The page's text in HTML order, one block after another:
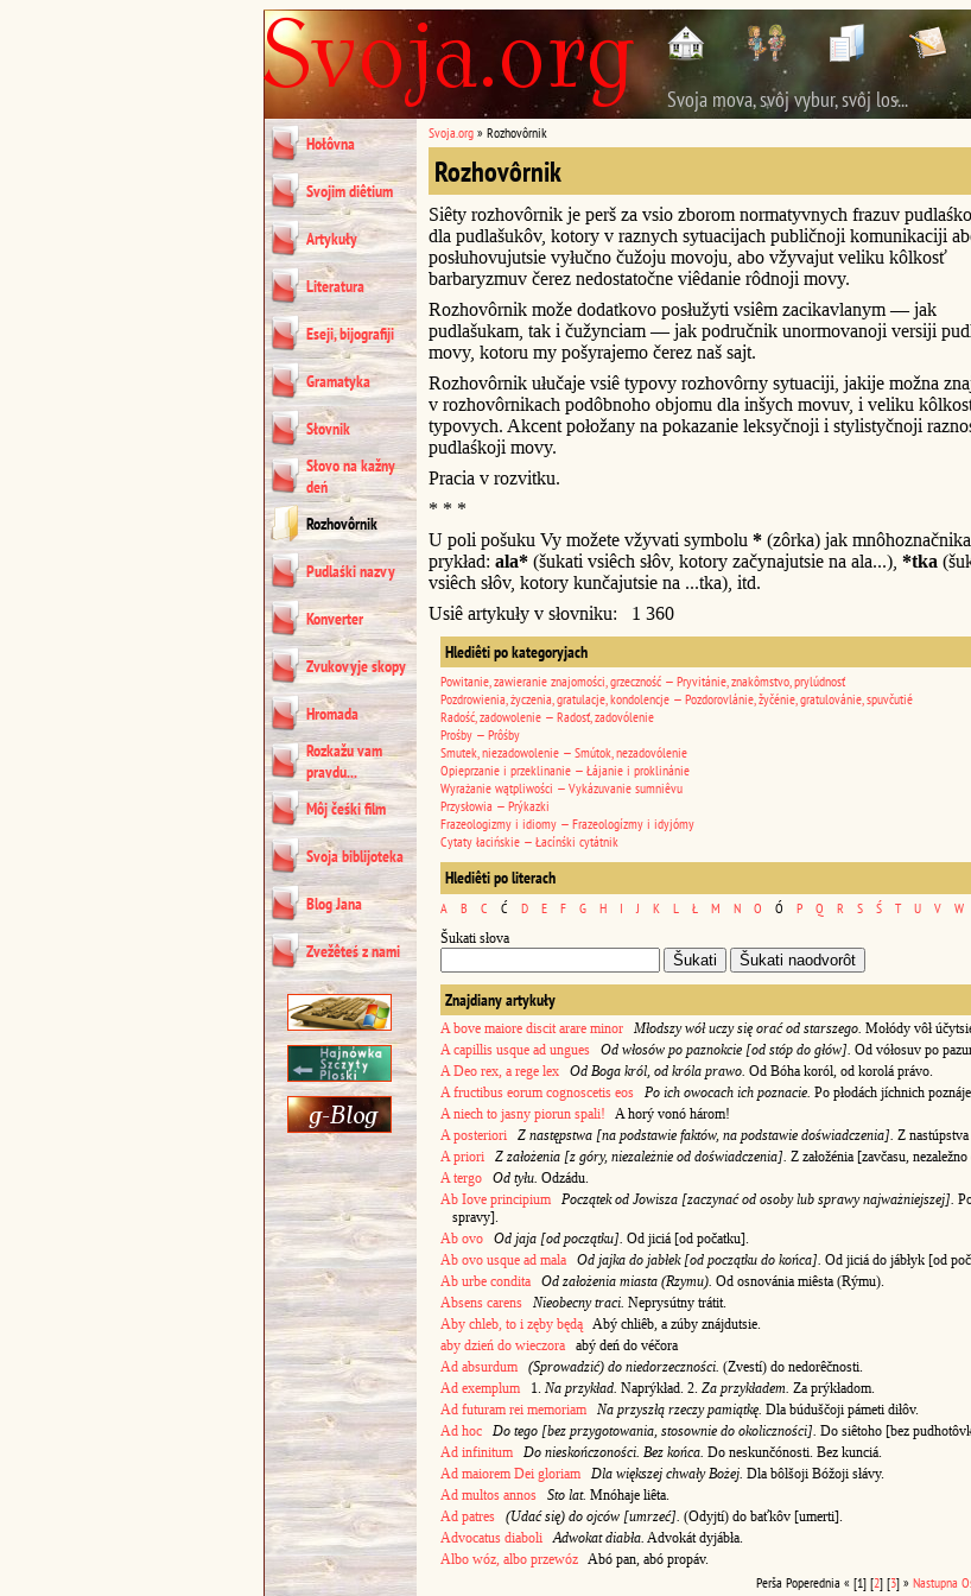
Svoja mova, svôj vybur, svôj los...
Hołôvna
Svojim diêtium
Artykuły
Literatura
Eseji, bijografiji
Gramatyka
Słovnik
Słovo na kažny
deń
Rozhovôrnik
Pudlaśki nazvy
Konverter
Zvukovyje skopy
Hromada
Rozkažu vam
pravdu...
Môj čeśki film
Svoja biblijoteka
Blog Jana
Zvežêteś z nami
Svoja.org » Rozhovôrnik
Rozhovôrnik
Siêty rozhovôrnik je perš za vsio zborom normatyvnych frazuv
dla pudlašukôv, kotory v raznych sytuacijach publičnoji komunikaciji
posłuhovujutsie vyłučno čužoju movoju, abo vžyvajut veliku kôlkosť
barbaryzmuv čerez nedostatočne viêdanie rôdnoji movy.
Rozhovôrnik može dodatkovo posłužyti vsiêm zacikavlanym — jak
pudlašukam, tak i čužynciam — jak područnik unormovanoji versiji
movy, kotoru my pošyrajemo čerez naš sajt.
Rozhovôrnik ułučaje vsiê typovy rozhovôrny sytuaciji, jakije možna
v rozhovôrnikach podôbnoho objomu dla inšych movuv, i veliku
typovych. Akcent połožany na pokazanie leksyčnoji i stylistyčnoji
pudlaśkoji movy.
Pracia v rozvitku.
* * *
U poli pošuku Vy možete vžyvati symbolu * (zôrka) jak
prykład: ala* (šukati vsiêch słôv, kotory začynajutsie na ala...), *tka
vsiêch słôv, kotory kunčajutsie na ...tka), itd.
Usiê artykuły v słovniku: 1 360
Hlediêti po kategoryjach
Powitanie, zawieranie znajomości, grzeczność — Pryvitánie, znakômstvo, prylúdnosť
Pozdrowienia, życzenia, gratulacje, kondolencje — Pozdorovlánie, žyčénie, gratulovánie, spuvčutié
Radość, zadowolenie — Radosť, zadovólenie
Prośby — Prôśby
Smutek, niezadowolenie — Smútok, nezadovólenie
Opieprzanie i przeklinanie — Łájanie i proklinánie
Wyrażanie wątpliwości — Vykázuvanie sumniêvu
Przysłowia — Prýkazki
Frazeologizmy i idiomy — Frazeologízmy i idyjómy
Cytaty łacińskie — Łacínśki cytátnik
Hlediêti po literach
A B C Ć D E F G H I J K L Ł M N O Ó P Q R S Ś T U V W
Šukati słova
Znajdiany artykuły
A bove maiore discit arare minor Młodszy wół uczy się orać od starszego. Mołódy vôł
A capillis usque ad ungues
Od włosów po paznokcie [od stóp do głów]. Od vółosuv po
A Deo rex, a rege lex
Od Boga król, od króla prawo. Od Bóha koról, od korolá právo.
A fructibus eorum cognoscetis eos
Po ich owocach ich poznacie. Po płodách jíchnich
A niech to jasny piorun spali! A horý vonó három!
A posteriori
Z następstwa [na podstawie faktów, na podstawie doświadczenia]. Z
A priori
Z założenia [z góry, niezależnie od doświadczenia]. Z załožénia [zavčasu,
A tergo
Od tyłu. Odzádu.
Ab Iove principium
Początek od Jowisza [zaczynać od osoby lub sprawy najważniejszej].
spravy].
Ab ovo
Od jaja [od początku]. Od jiciá [od počatku].
Ab ovo usque ad mala
Od jajka do jabłek [od początku do końca]. Od jiciá do jábłyk [od
Ab urbe condita
Od założenia miasta (Rzymu). Od osnovánia miêsta (Rýmu).
Absens carens
Nieobecny traci. Neprysútny trátit.
Aby chleb, to i zęby będą Abý chliêb, a zúby znájdutsie.
aby dzień do wieczora abý deń do véčora
Ad absurdum
(Sprowadzić) do niedorzeczności. (Zvestí) do nedorêčnosti.
Ad exemplum 1. Na przykład. Naprýkład. 2. Za przykładem. Za prýkładom.
Ad futuram rei memoriam
Na przyszłą rzeczy pamiątkę. Dla búduščoji pámeti diłôv.
Ad hoc
Do tego [bez przygotowania, stosownie do okoliczności]. Do siêtoho [bez
Ad infinitum
Do nieskończoności. Bez końca. Do neskunčónosti. Bez kunciá.
Ad maiorem Dei gloriam
Dla większej chwały Bożej. Dla bôlšoji Bóžoji słávy.
Ad multos annos
Sto lat. Mnóhaje liêta.
Ad patres
(Udać się) do ojców [umrzeć]. (Odyjtí) do baťkôv [umerti].
Advocatus diaboli
Adwokat diabła. Advokát dyjábła.
Albo wóz, albo przewóz Abó pan, abó propáv.
Perša Poperednia « [1] [2] [3] » Nastupna